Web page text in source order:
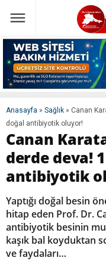
Anasayfa » Sağlık » Canan
doğal antibiyotik oluyor!
Canan
derde deva!
antibiyotik
Yaptığı doğal besin
hitap eden Prof. Dr.
antibiyotik besinin
kaşık bal koyduktan
ve faydaları…